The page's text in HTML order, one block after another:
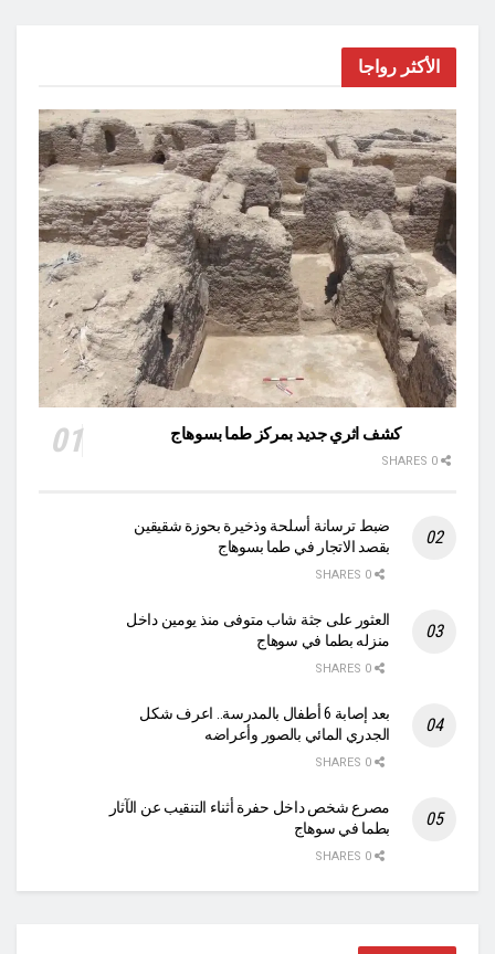
الأكثر رواجا
كشف اثري جديد بمركز طما بسوهاج
ضبط ترسانة أسلحة وذخيرة بحوزة شقيقين
بقصد الاتجار في طما بسوهاج
العثور على جثة شاب متوفى منذ يومين داخل
منزله بطما في سوهاج
بعد إصابة 6 أطفال بالمدرسة.. اعرف شكل
الجدري المائي بالصور وأعراضه
مصرع شخص داخل حفرة أثناء التنقيب عن الآثار
بطما في سوهاج